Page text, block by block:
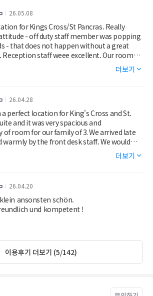
26.05.08
for Kings Cross/St Pancras. Really
- off duty staff member was popping
- that does not happen without a great
staff weee excellent. Our room
and had little view but was well
but really fun). Bed was comfortable.
더보기
26.04.28
perfect location for King's Cross and St.
and it was very spacious and
room for our family of 3. We arrived late
warmly by the front desk staff. We would
again!
더보기
26.04.20
ansonsten schön.
und kompetent !
이용후기 더보기 (5/142)